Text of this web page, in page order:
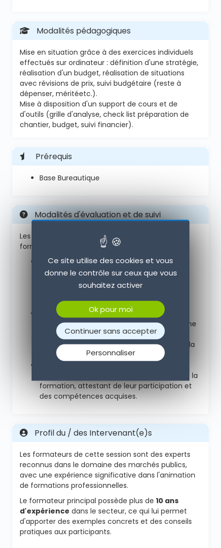
Modalités pédagogiques
Mise en situation grâce à des exercices individuels
effectués sur ordinateur : définition d'une stratégie,
réalisation d'un budget, réalisation de situations
avec révisions de prix, suivi budgétaire (reste à
dépenser, méritéetc.).
Mise à disposition d'un support de cours et de
d'outils (grille d'analyse, check list préparation de
chantier, budget, suivi financier).
Prérequis
Base Bureautique
Modalités d'évaluation et de suivi
Les modalités d'évaluation des acquis de la
formation incluent :
Évaluations durant la formation: Les
connaissances des participants seront
évaluées tout au long de la session pour
concepts abordés.
Évaluation de satisfaction
: À la fin de la
formation, les participants compléteront une
évaluation de satisfaction pour donner leur
retour sur le contenu et la présentation de la
formation.
sera remis à chaque participant à l'issue de la
formation, attestant de leur participation et
des compétences acquises.
Profil du / des Intervenant(e)s
Les formateurs de cette session sont des experts
reconnus dans le domaine des marchés publics,
avec une expérience significative dans l'animation
de formations professionnelles.
Le formateur principal possède plus de 10 ans
d'expérience dans le secteur, ce qui lui permet
d'apporter des exemples concrets et des conseils
pratiques aux participants.
Ce site utilise des cookies et vous
donne le contrôle sur ceux que vous
souhaitez activer
Ok pour moi
Continuer sans accepter
Personnaliser